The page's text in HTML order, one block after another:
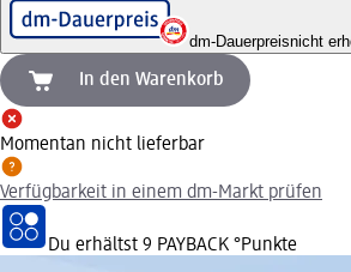
dm-Dauerpreisnicht
In den Warenkorb
Momentan nicht lieferbar
Verfügbarkeit in einem dm-Markt prüfen
Du erhältst 9 PAYBACK °Punkte